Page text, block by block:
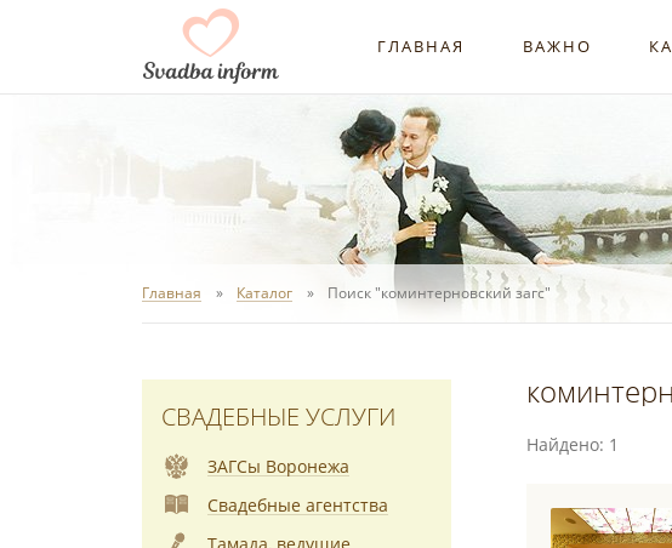
ГЛАВНАЯ ВАЖНО
Главная Каталог Поиск "коминтерновский загс"
Найдено: 1
СВАДЕБНЫЕ УСЛУГИ
ЗАГСы Воронежа
Свадебные агентства